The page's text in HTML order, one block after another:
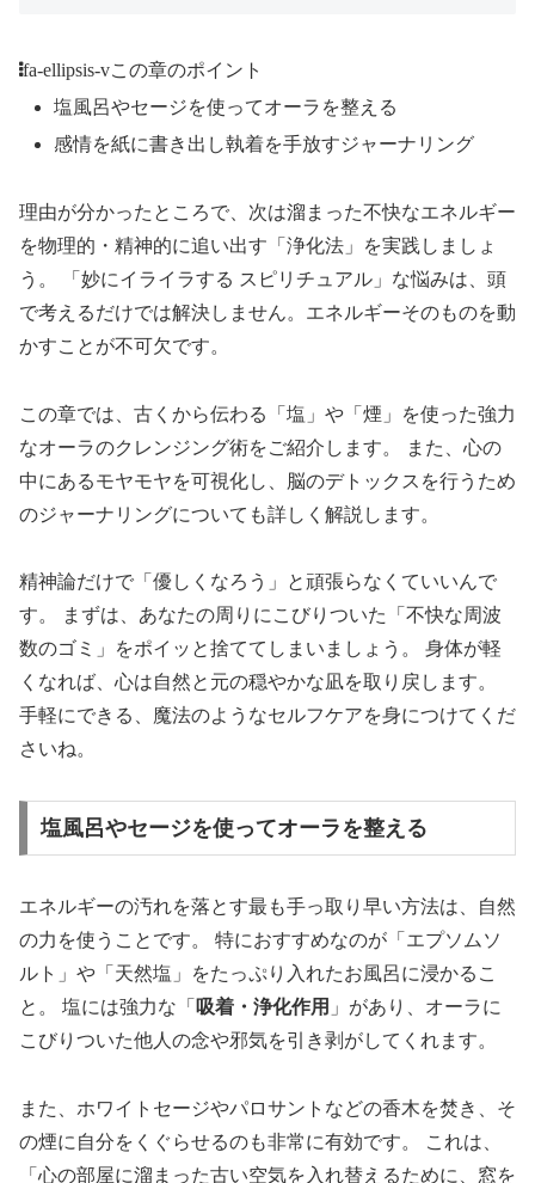
fa-ellipsis-vこの章のポイント
塩風呂やセージを使ってオーラを整える
感情を紙に書き出し執着を手放すジャーナリング
理由が分かったところで、次は溜まった不快なエネルギー
を物理的・精神的に追い出す「浄化法」を実践しましょ
う。 「妙にイライラする スピリチュアル」な悩みは、頭
で考えるだけでは解決しません。エネルギーそのものを動
かすことが不可欠です。
この章では、古くから伝わる「塩」や「煙」を使った強力
なオーラのクレンジング術をご紹介します。 また、心の
中にあるモヤモヤを可視化し、脳のデトックスを行うため
のジャーナリングについても詳しく解説します。
精神論だけで「優しくなろう」と頑張らなくていいんで
す。 まずは、あなたの周りにこびりついた「不快な周波
数のゴミ」をポイッと捨ててしまいましょう。 身体が軽
くなれば、心は自然と元の穏やかな凪を取り戻します。
手軽にできる、魔法のようなセルフケアを身につけてくだ
さいね。
塩風呂やセージを使ってオーラを整える
エネルギーの汚れを落とす最も手っ取り早い方法は、自然
の力を使うことです。 特におすすめなのが「エプソムソ
ルト」や「天然塩」をたっぷり入れたお風呂に浸かるこ
と。 塩には強力な「 吸着・浄化作用 」があり、オーラに
こびりついた他人の念や邪気を引き剥がしてくれます。
また、ホワイトセージやパロサントなどの香木を焚き、そ
の煙に自分をくぐらせるのも非常に有効です。 これは、
「心の部屋に溜まった古い空気を入れ替えるために、窓を